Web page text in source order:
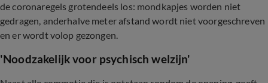
de coronaregels grotendeels los: mondkapjes worden niet
gedragen, anderhalve meter afstand wordt niet voorgeschreven
en er wordt volop gezongen.
'Noodzakelijk voor psychisch welzijn'